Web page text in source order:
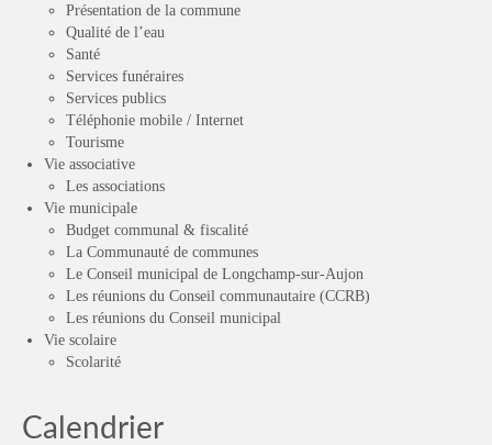
Présentation de la commune
Qualité de l’eau
Santé
Services funéraires
Services publics
Téléphonie mobile / Internet
Tourisme
Vie associative
Les associations
Vie municipale
Budget communal & fiscalité
La Communauté de communes
Le Conseil municipal de Longchamp-sur-Aujon
Les réunions du Conseil communautaire (CCRB)
Les réunions du Conseil municipal
Vie scolaire
Scolarité
Calendrier